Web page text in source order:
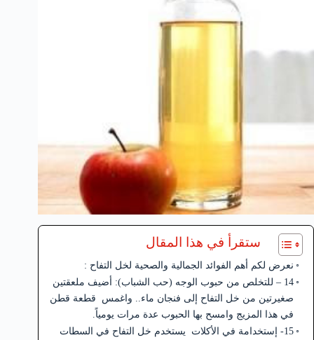
ستقرأ في هذا المقال
نعرض لكم أهم الفوائد الجمالية والصحية لخل التفاح :
14 – للتخلص من حبوب الوجه (حب الشباب): أضيف ملعقتين
صغيرتين من خل التفاح إلى فنجان ماء.. واغمس قطعة قطن
في هذا المزيج وامسح بها الحبوب عدة مرات يومياً.
15- إستخدامة في الأكلات يستخدم خل التفاح في السطات